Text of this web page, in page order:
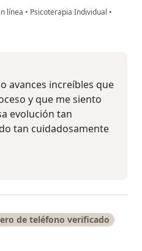
línea • Psicoterapia Individual •
avances increíbles que
y que me siento
evolución tan
tan cuidadosamente
de teléfono verificado